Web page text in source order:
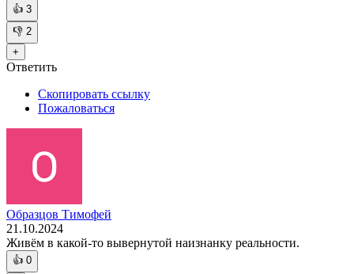
👍 3
👎 2
+
Ответить
Скопировать ссылку
Пожаловаться
Образцов Тимофей
21.10.2024
Живëм в какой-то вывернутой наизнанку реальности.
👍 0